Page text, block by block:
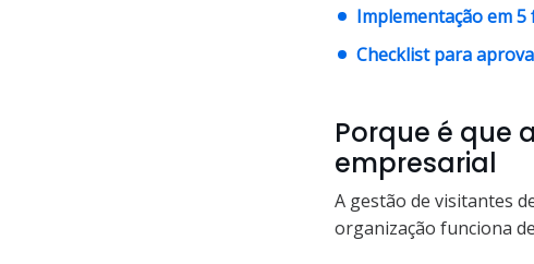
Implementação em 5
Checklist para
Porque é que
empresarial
A gestão de visitantes
organização funciona